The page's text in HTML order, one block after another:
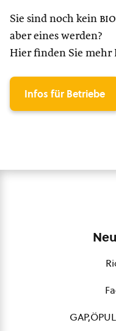
Sie sind noch kein
aber eines werden?
Hier finden Sie mehr
Infos für Betriebe